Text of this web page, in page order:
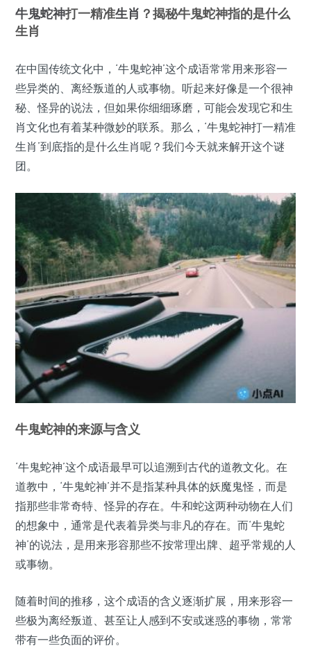
牛鬼蛇神打一精准生肖 ？揭秘牛鬼蛇神指的是什么
生肖
在中国传统文化中，‘牛鬼蛇神’这个成语常常用来形容一
些异类的、离经叛道的人或事物。听起来好像是一个很神
秘、怪异的说法，但如果你细细琢磨，可能会发现它和生
肖文化也有着某种微妙的联系。那么，‘牛鬼蛇神打一精准
生肖’到底指的是什么生肖呢？我们今天就来解开这个谜
团。
牛鬼蛇神的来源与含义
‘牛鬼蛇神’这个成语最早可以追溯到古代的道教文化。在
道教中，‘牛鬼蛇神’并不是指某种具体的妖魔鬼怪，而是
指那些非常奇特、怪异的存在。牛和蛇这两种动物在人们
的想象中，通常是代表着异类与非凡的存在。而‘牛鬼蛇
神’的说法，是用来形容那些不按常理出牌、超乎常规的人
或事物。
随着时间的推移，这个成语的含义逐渐扩展，用来形容一
些极为离经叛道、甚至让人感到不安或迷惑的事物，常常
带有一些负面的评价。